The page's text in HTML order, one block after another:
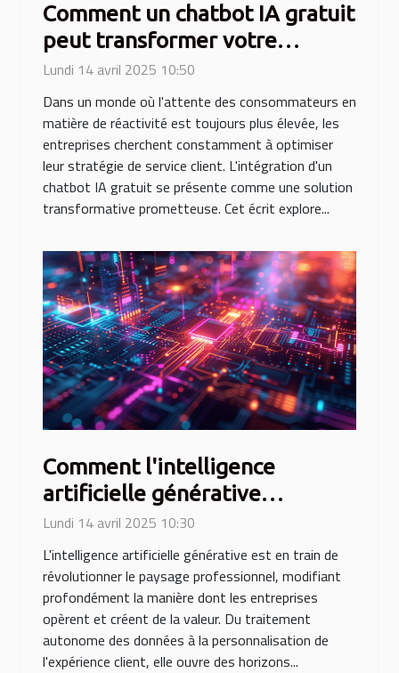
Comment un chatbot IA gratuit
peut transformer votre
stratégie de service client
Lundi 14 avril 2025 10:50
Dans un monde où l'attente des consommateurs en
matière de réactivité est toujours plus élevée, les
entreprises cherchent constamment à optimiser
leur stratégie de service client. L'intégration d'un
chatbot IA gratuit se présente comme une solution
transformative prometteuse. Cet écrit explore...
Comment l'intelligence
artificielle générative
transforme le secteur
professionnel
Lundi 14 avril 2025 10:30
L'intelligence artificielle générative est en train de
révolutionner le paysage professionnel, modifiant
profondément la manière dont les entreprises
opèrent et créent de la valeur. Du traitement
autonome des données à la personnalisation de
l'expérience client, elle ouvre des horizons...